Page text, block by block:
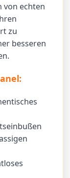
von echten
zu
besseren